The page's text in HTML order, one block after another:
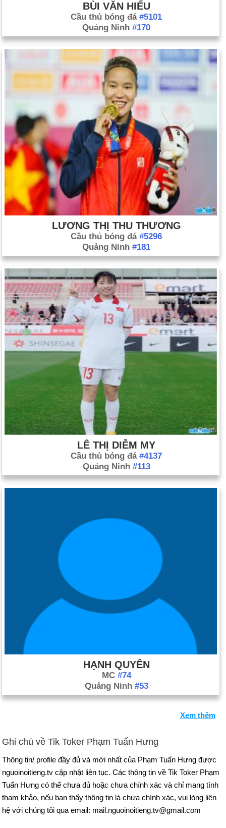
BÙI VĂN HIẾU
Cầu thủ bóng đá #5101
Quảng Ninh #170
LƯƠNG THỊ THU THƯƠNG
Cầu thủ bóng đá #5296
Quảng Ninh #181
LÊ THỊ DIỄM MY
Cầu thủ bóng đá #4137
Quảng Ninh #113
HẠNH QUYÊN
MC #74
Quảng Ninh #53
Xem thêm
Ghi chú về Tik Toker Phạm Tuấn Hưng
Thông tin/ profile đầy đủ và mới nhất của Phạm Tuấn Hưng được
nguoinoitieng.tv cập nhật liên tục. Các thông tin về Tik Toker Phạm
Tuấn Hưng có thể chưa đủ hoặc chưa chính xác và chỉ mang tính
tham khảo, nếu bạn thấy thông tin là chưa chính xác, vui lòng liên
hệ với chúng tôi qua email: mail.nguoinoitieng.tv@gmail.com